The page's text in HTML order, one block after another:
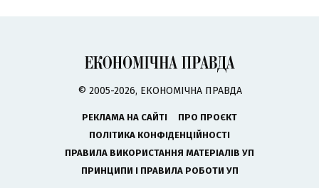
© 2005-2026, ЕКОНОМІЧНА ПРАВДА
РЕКЛАМА НА САЙТІ
ПРО ПРОЄКТ
ПОЛІТИКА КОНФІДЕНЦІЙНОСТІ
ПРАВИЛА ВИКОРИСТАННЯ МАТЕРІАЛІВ УП
ПРИНЦИПИ І ПРАВИЛА РОБОТИ УП